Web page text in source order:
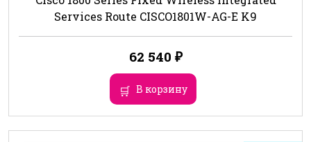
Services Route CISCO1801W-AG-E K9
62 540 ₽
В корзину